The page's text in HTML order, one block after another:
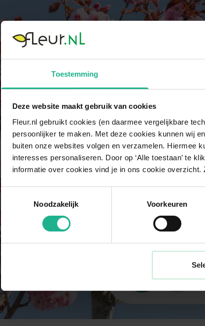
Toestemming
Deze website maakt gebruik van cookies
Fleur.nl gebruikt cookies (en daarmee vergelijkbare
persoonlijker te maken. Met deze cookies kunnen wij
buiten onze websites volgen en verzamelen. Hiermee
interesses personaliseren. Door op ‘Alle toestaan’ te
informatie over cookies vind je in ons cookie overzicht.
Toestemmingsselectie
Noodzakelijk
Voorkeuren